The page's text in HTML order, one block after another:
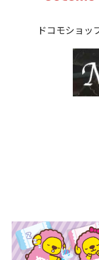
ドコモショッ